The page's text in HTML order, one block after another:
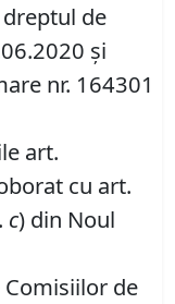
de
și
nr. 164301
art.
cu art.
c) din Noul
de